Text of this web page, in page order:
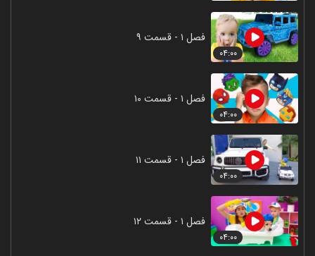
۰۴:۰۰
فصل ۱ - قسمت ۹
۰۴:۰۰
فصل ۱ - قسمت ۱۰
۰۴:۰۰
فصل ۱ - قسمت ۱۱
۰۴:۰۰
فصل ۱ - قسمت ۱۲